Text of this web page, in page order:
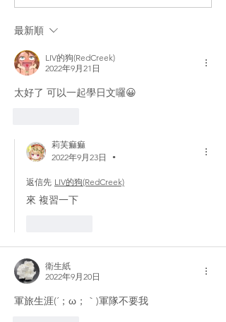
最新順
LIV的狗(RedCreek)
2022年9月21日
太好了 可以一起學日文囉😀
莉芙痲痲
2022年9月23日
•
返信先 LIV的狗(RedCreek)
來 複習一下
衛生紙
2022年9月20日
軍旅生涯(´；ω；｀)軍隊不要我